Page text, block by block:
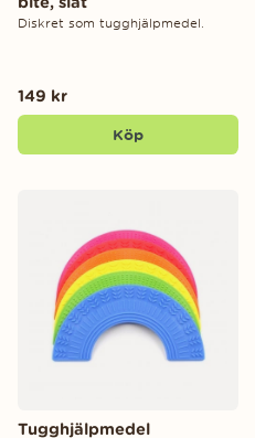
Diskret som tugghjälpmedel.
149 kr
Köp
Tugghjälpmedel